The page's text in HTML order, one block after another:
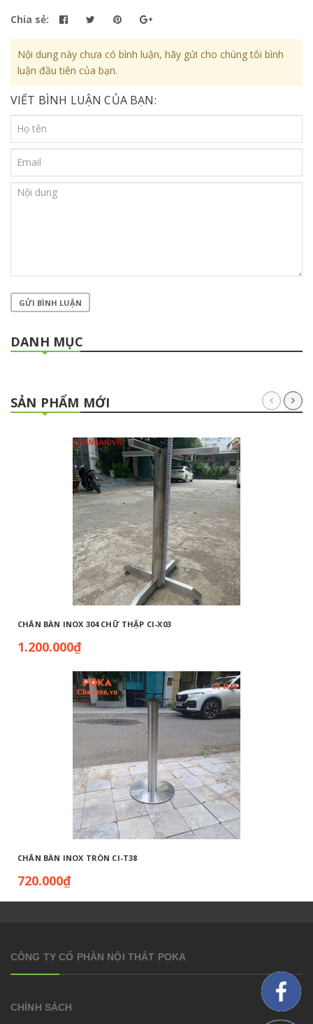
Chia sẻ:
Nội dung này chưa có bình luận, hãy gửi cho chúng tôi bình
luận đầu tiên của bạn.
VIẾT BÌNH LUẬN CỦA BẠN:
GỬI BÌNH LUẬN
DANH MỤC
SẢN PHẨM MỚI
CHÂN BÀN INOX 304 CHỮ THẬP CI-X03
1.200.000₫
CHÂN BÀN INOX TRÒN CI-T38
720.000₫
CÔNG TY CỔ PHẦN NỘI THẤT POKA
CHÍNH SÁCH